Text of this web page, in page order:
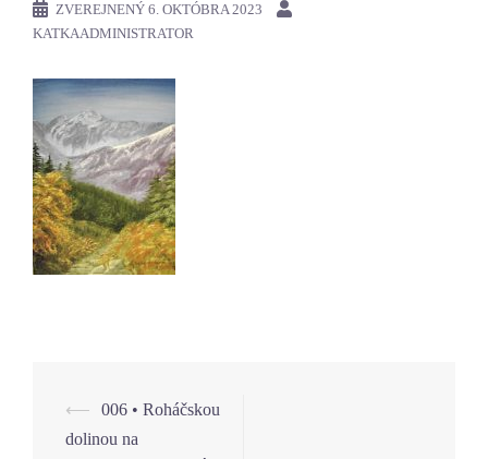
ZVEREJNENÝ 6. OKTÓBRA 2023
KATKAADMINISTRATOR
Navigácia
⟵
006 • Roháčskou
dolinou na